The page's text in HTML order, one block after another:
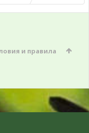
и правила